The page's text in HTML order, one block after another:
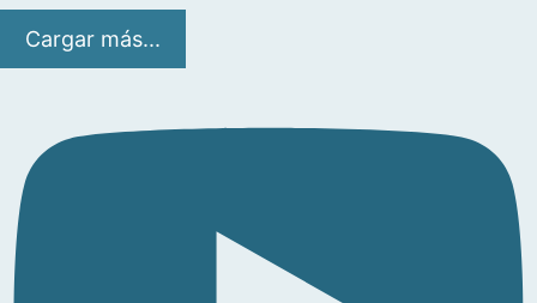
Cargar más...